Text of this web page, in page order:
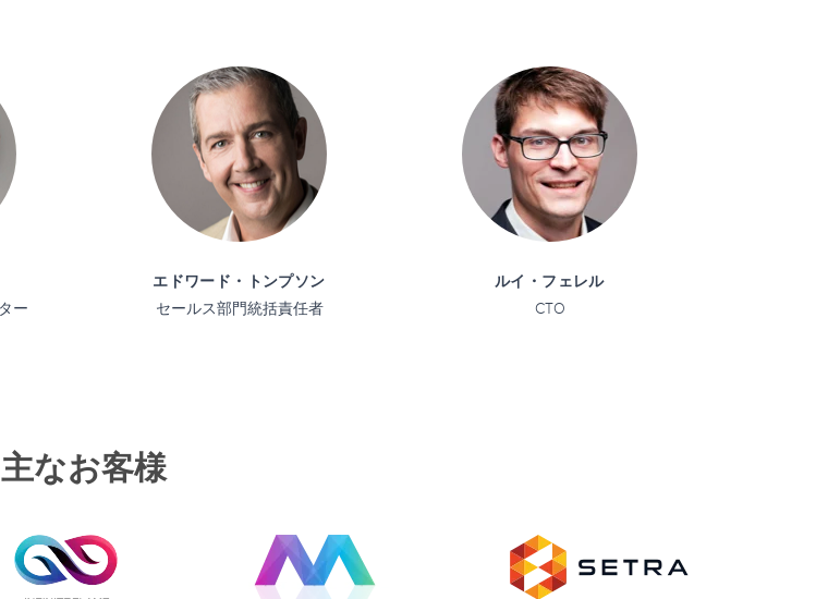
ー
エドワード・トンプソン
セールス部門統括責任者
ルイ・フェレル
CTO
主なお客様